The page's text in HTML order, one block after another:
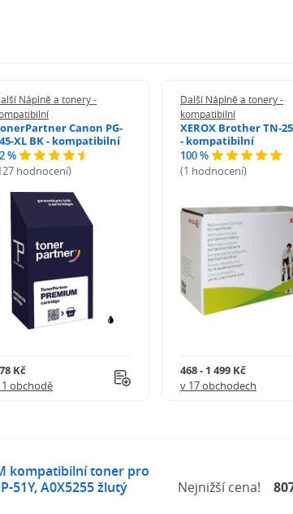
Náplně a tonery -
Canon PG-
XL BK - kompatibilní
%
hodnocení)
Kč
obchodě
Další Náplně a tonery -
kompatibilní
XEROX Brother TN-
- kompatibilní
100 %
(1 hodnocení)
468 - 1 499 Kč
v 17 obchodech
kompatibilní toner pro
51Y, A0X5255 žlutý
Nejnižší cena!